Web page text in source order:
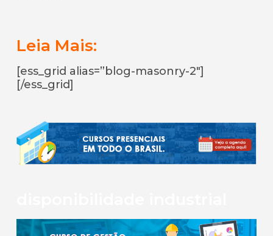
Leia Mais:
[ess_grid alias=”blog-masonry-2″]
[/ess_grid]